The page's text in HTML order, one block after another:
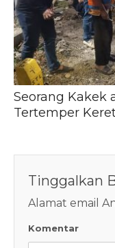
Seorang Kakek
Tertemper
Tinggalkan
Alamat email
Komentar